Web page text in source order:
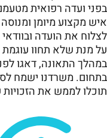
בפני ועדה רפואית
איש מקצוע מיומן
לצלוח את הועדה
על מנת שלא תחוו עוגמת
במהלך התאונה, דאגו
בתחום. משרדנו ישמח
תוכלו לממש את